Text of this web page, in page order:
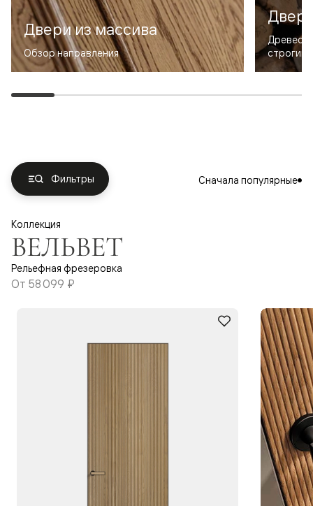
Двери из массива
Обзор направления
строгий
Фильтры Сначала популярные
Коллекция
ВЕЛЬВЕТ
Рельефная фрезеровка
От 58 099 ₽